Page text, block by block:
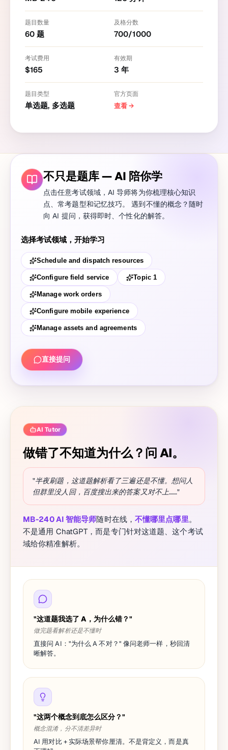
题目数量
60 题
及格分数
700/1000
考试费用
$165
有效期
3 年
题目类型
单选题, 多选题
官方页面
查看→
不只是题库 — AI 陪你学
点击任意考试领域，AI 导师将为你梳理核心知识
点、常考题型和记忆技巧。 遇到不懂的概念？随时
向 AI 提问，获得即时、个性化的解答。
选择考试领域，开始学习
Schedule and dispatch resources
Configure field service Topic 1
Manage work orders
Configure mobile experience
Manage assets and agreements
直接提问
AI Tutor
做错了不知道为什么？问 AI。
"半夜刷题，这道题解析看了三遍还是不懂。想问人
但群里没人回，百度搜出来的答案又对不上……"
MB-240 AI 智能导师随时在线， 不懂哪里点哪里。
不是通用 ChatGPT，而是专门针对这道题、这个考试
域给你精准解析。
"这道题我选了 A，为什么错？"
做完题看解析还是不懂时
直接问 AI："为什么 A 不对？" 像问老师一样，秒回清
晰解答。
"这两个概念到底怎么区分？"
概念混淆，分不清差异时
AI 用对比 + 实际场景帮你厘清。不是背定义，而是真